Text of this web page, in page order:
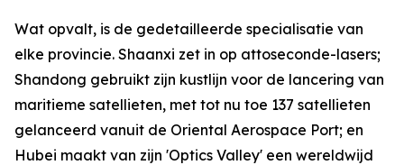
Wat opvalt, is de gedetailleerde specialisatie van
elke provincie. Shaanxi zet in op attoseconde-lasers;
Shandong gebruikt zijn kustlijn voor de lancering van
maritieme satellieten, met tot nu toe 137 satellieten
gelanceerd vanuit de Oriental Aerospace Port; en
Hubei maakt van zijn 'Optics Valley' een wereldwijd